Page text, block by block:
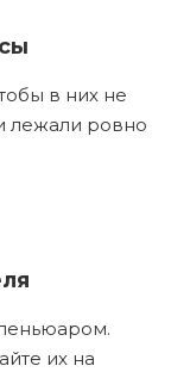
в них не
лежали ровно
их на